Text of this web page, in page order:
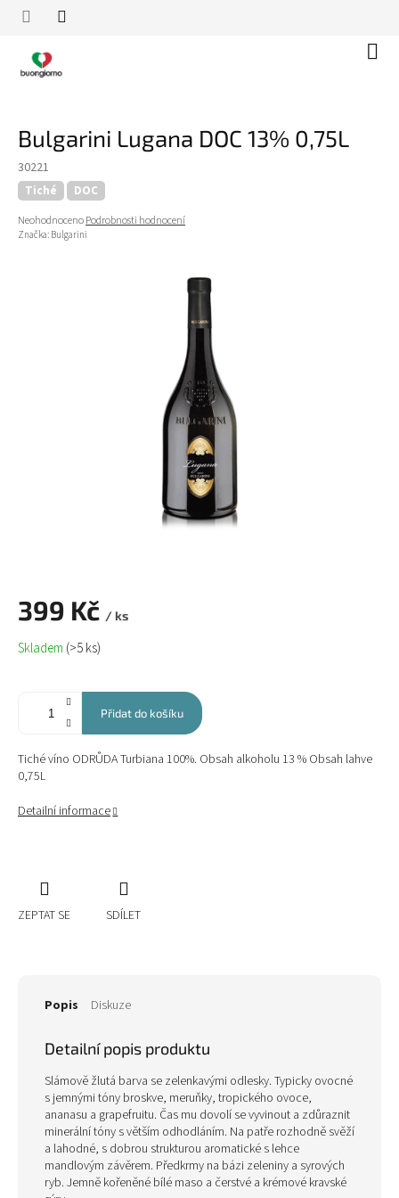
Přejít
Bulgarini Lugana DOC 13% 0,75L
30221
Tiché DOC
Průměrné
hodnocení
NeohodnocenoPodrobnosti hodnocení
Značka: Bulgarini
399 Kč / ks
Měrná
cena:
Skladem (>5 ks)
Přidat do košíku
Tiché víno ODRŮDA Turbiana 100%. Obsah alkoholu 13 % Obsah lahve
0,75L
Detailní informace
ZEPTAT SE SDÍLET
Popis Diskuze
Detailní popis produktu
Slámově žlutá barva se zelenkavými odlesky. Typicky ovocné
s jemnými tóny broskve, meruňky, tropického ovoce,
ananasu a grapefruitu. Čas mu dovolí se vyvinout a zdůraznit
minerální tóny s větším odhodláním. Na patře rozhodně svěží
a lahodné, s dobrou strukturou aromatické s lehce
mandlovým závěrem. Předkrmy na bázi zeleniny a syrových
ryb. Jemně kořeněné bílé maso a čerstvé a krémové kravské